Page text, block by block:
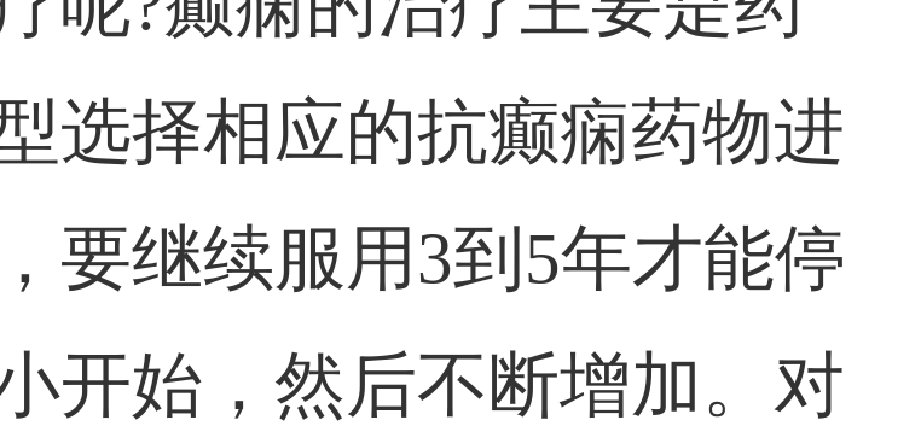
选择相应的抗癫痫药物进
要继续服用3到5年才能停
开始，然后不断增加。对